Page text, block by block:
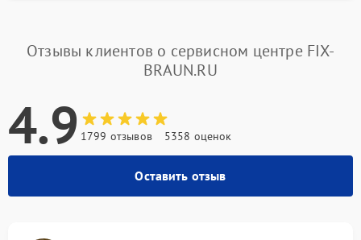
Отзывы клиентов о сервисном центре FIX-
BRAUN.RU
4.9 1799 отзывов 5358 оценок
Оставить отзыв